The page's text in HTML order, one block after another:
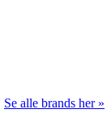
Se alle brands her »